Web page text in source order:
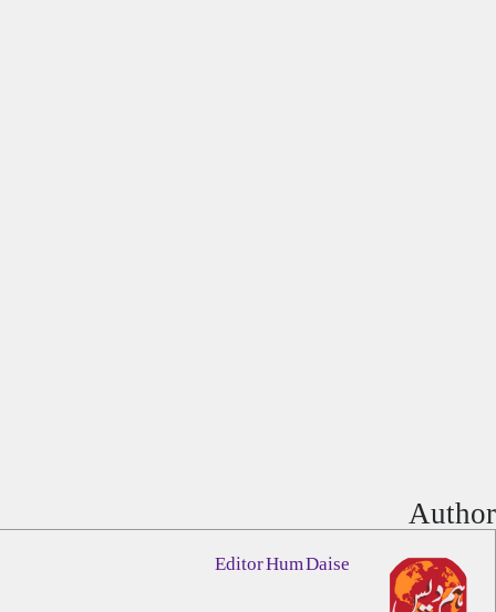
Author
Editor Hum Daise